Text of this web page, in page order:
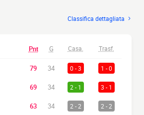
Classifica dettagliata
Pnt G Casa. Trasf.
79 34 0 - 3 1 - 0
69 34 2 - 1 3 - 1
63 34 2 - 2 2 - 2